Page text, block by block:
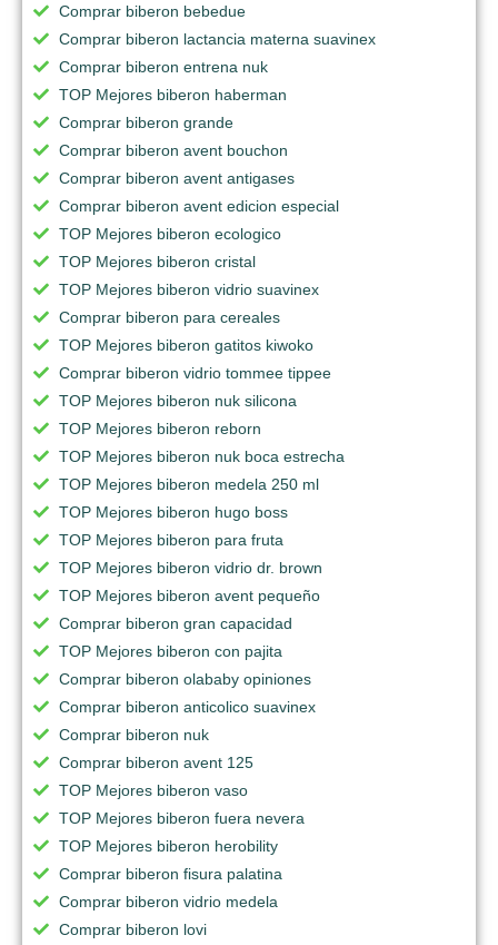
Comprar biberon bebedue
Comprar biberon lactancia materna suavinex
Comprar biberon entrena nuk
TOP Mejores biberon haberman
Comprar biberon grande
Comprar biberon avent bouchon
Comprar biberon avent antigases
Comprar biberon avent edicion especial
TOP Mejores biberon ecologico
TOP Mejores biberon cristal
TOP Mejores biberon vidrio suavinex
Comprar biberon para cereales
TOP Mejores biberon gatitos kiwoko
Comprar biberon vidrio tommee tippee
TOP Mejores biberon nuk silicona
TOP Mejores biberon reborn
TOP Mejores biberon nuk boca estrecha
TOP Mejores biberon medela 250 ml
TOP Mejores biberon hugo boss
TOP Mejores biberon para fruta
TOP Mejores biberon vidrio dr. brown
TOP Mejores biberon avent pequeño
Comprar biberon gran capacidad
TOP Mejores biberon con pajita
Comprar biberon olababy opiniones
Comprar biberon anticolico suavinex
Comprar biberon nuk
Comprar biberon avent 125
TOP Mejores biberon vaso
TOP Mejores biberon fuera nevera
TOP Mejores biberon herobility
Comprar biberon fisura palatina
Comprar biberon vidrio medela
Comprar biberon lovi